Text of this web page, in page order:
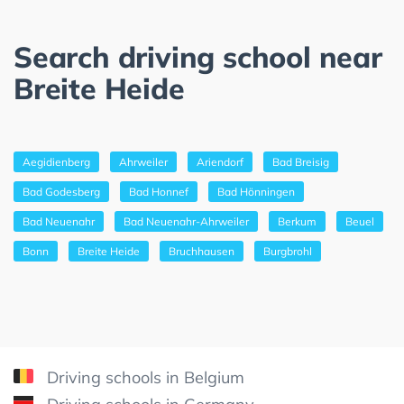
Search driving school near
Breite Heide
Aegidienberg Ahrweiler Ariendorf Bad Breisig
Bad Godesberg Bad Honnef Bad Hönningen
Bad Neuenahr Bad Neuenahr-Ahrweiler Berkum Beuel
Bonn Breite Heide Bruchhausen Burgbrohl
Driving schools in Belgium